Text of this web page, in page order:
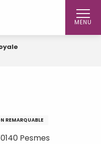
MENU
REMARQUABLE
Pesmes